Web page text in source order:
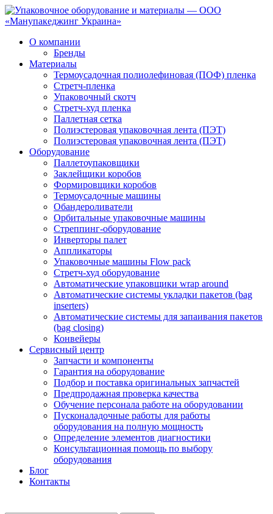
О компании
Бренды
Материалы
Термоусадочная полиолефиновая (ПОФ) пленка
Стретч-пленка
Упаковочный скотч
Стретч-худ пленка
Паллетная сетка
Полиэстеровая упаковочная лента (ПЭТ)
Полиэстеровая упаковочная лента (ПЭТ)
Оборудование
Паллетоупаковщики
Заклейщики коробов
Формировщики коробов
Термоусадочные машины
Обандероливатели
Орбитальные упаковочные машины
Стреппинг-оборудование
Инверторы палет
Аппликаторы
Упаковочные машины Flow pack
Стретч-худ оборудование
Автоматические упаковщики wrap around
Автоматические системы укладки пакетов (bag
inserters)
Автоматические системы для запаивания пакетов
(bag closing)
Конвейеры
Сервисный центр
Запчасти и компоненты
Гарантия на оборудование
Подбор и поставка оригинальных запчастей
Предпродажная проверка качества
Обучение персонала работе на оборудовании
Пусконаладочные работы для работы
оборудования на полную мощность
Определение элементов диагностики
Консультационная помощь по выбору
оборудования
Блог
Контакты